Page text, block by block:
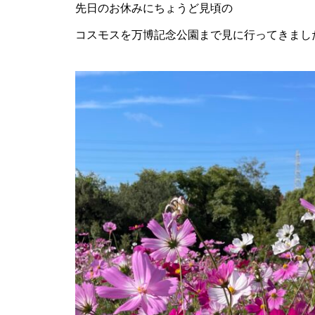
先日のお休みにちょうど見頃の
コスモスを万博記念公園まで見に行ってきま